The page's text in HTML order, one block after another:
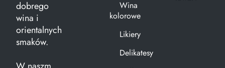
dobrego
wina i
orientalnych
smaków.
Wina
kolorowe
Likiery
Delikatesy